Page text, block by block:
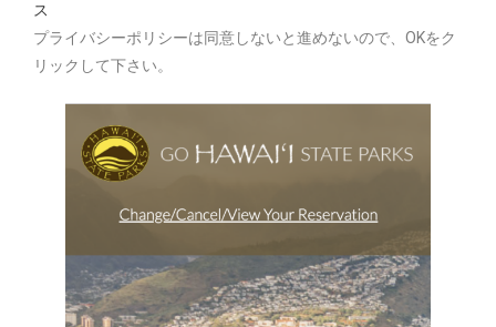
ス
プライバシーポリシーは同意しないと進めないので、OKをク
リックして下さい。